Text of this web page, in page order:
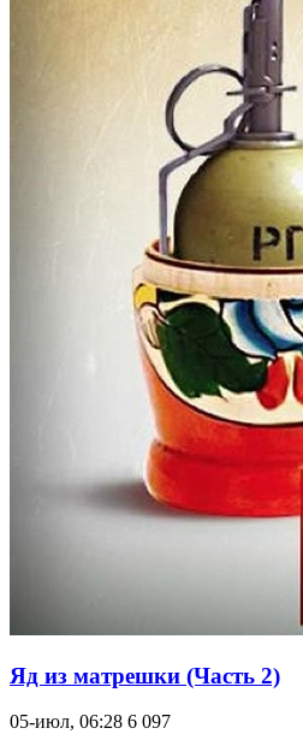
Яд из матрешки (Часть 2)
05-июл, 06:28 6 097